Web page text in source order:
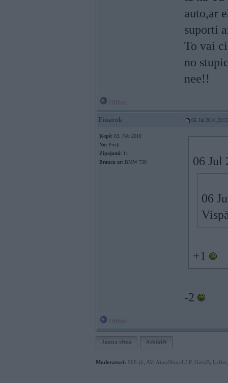
auto,ar
suporti
To vai
no
nee!!
Einarok 06. Jul 2010,
Kopš: 03. Feb 2010
No: Preiļi
Ziņojumi: 11
Braucu ar: BMW 730 06 Jul
06
+1
-2
Jauna tēma Atbildēt
Moderatori: 968-jk AV AiwaShuraLLP, GirtzB Lafter